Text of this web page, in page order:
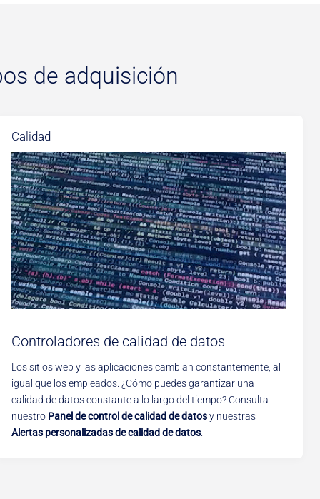
de adquisición
Calidad
Controladores de calidad de datos
Los sitios web y las aplicaciones cambian constantemente, al
igual que los empleados. ¿Cómo puedes garantizar una
calidad de datos constante a lo largo del tiempo? Consulta
nuestro Panel de control de calidad de datosy nuestras
Alertas personalizadas de calidad de datos.